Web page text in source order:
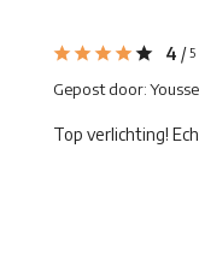
4 /5
Gepost door:
Top verlichting!